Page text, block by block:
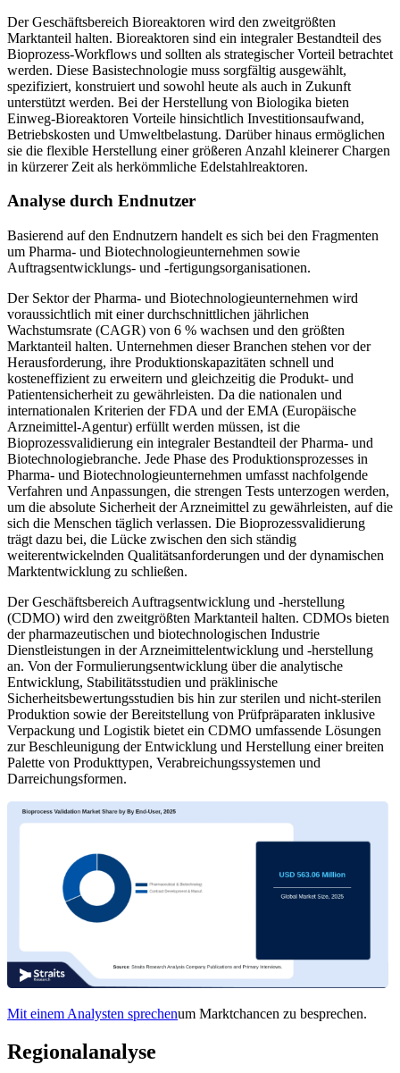
Der Geschäftsbereich Bioreaktoren wird den zweitgrößten
Marktanteil halten. Bioreaktoren sind ein integraler Bestandteil des
Bioprozess-Workflows und sollten als strategischer Vorteil betrachtet
werden. Diese Basistechnologie muss sorgfältig ausgewählt,
spezifiziert, konstruiert und sowohl heute als auch in Zukunft
unterstützt werden. Bei der Herstellung von Biologika bieten
Einweg-Bioreaktoren Vorteile hinsichtlich Investitionsaufwand,
Betriebskosten und Umweltbelastung. Darüber hinaus ermöglichen
sie die flexible Herstellung einer größeren Anzahl kleinerer Chargen
in kürzerer Zeit als herkömmliche Edelstahlreaktoren.
Analyse durch Endnutzer
Basierend auf den Endnutzern handelt es sich bei den Fragmenten
um Pharma- und Biotechnologieunternehmen sowie
Auftragsentwicklungs- und -fertigungsorganisationen.
Der Sektor der Pharma- und Biotechnologieunternehmen wird
voraussichtlich mit einer durchschnittlichen jährlichen
Wachstumsrate (CAGR) von 6 % wachsen und den größten
Marktanteil halten. Unternehmen dieser Branchen stehen vor der
Herausforderung, ihre Produktionskapazitäten schnell und
kosteneffizient zu erweitern und gleichzeitig die Produkt- und
Patientensicherheit zu gewährleisten. Da die nationalen und
internationalen Kriterien der FDA und der EMA (Europäische
Arzneimittel-Agentur) erfüllt werden müssen, ist die
Bioprozessvalidierung ein integraler Bestandteil der Pharma- und
Biotechnologiebranche. Jede Phase des Produktionsprozesses in
Pharma- und Biotechnologieunternehmen umfasst nachfolgende
Verfahren und Anpassungen, die strengen Tests unterzogen werden,
um die absolute Sicherheit der Arzneimittel zu gewährleisten, auf die
sich die Menschen täglich verlassen. Die Bioprozessvalidierung
trägt dazu bei, die Lücke zwischen den sich ständig
weiterentwickelnden Qualitätsanforderungen und der dynamischen
Marktentwicklung zu schließen.
Der Geschäftsbereich Auftragsentwicklung und -herstellung
(CDMO) wird den zweitgrößten Marktanteil halten. CDMOs bieten
der pharmazeutischen und biotechnologischen Industrie
Dienstleistungen in der Arzneimittelentwicklung und -herstellung
an. Von der Formulierungsentwicklung über die analytische
Entwicklung, Stabilitätsstudien und präklinische
Sicherheitsbewertungsstudien bis hin zur sterilen und nicht-sterilen
Produktion sowie der Bereitstellung von Prüfpräparaten inklusive
Verpackung und Logistik bietet ein CDMO umfassende Lösungen
zur Beschleunigung der Entwicklung und Herstellung einer breiten
Palette von Produkttypen, Verabreichungssystemen und
Darreichungsformen.
Mit einem Analysten sprechenum Marktchancen zu besprechen.
Regionalanalyse